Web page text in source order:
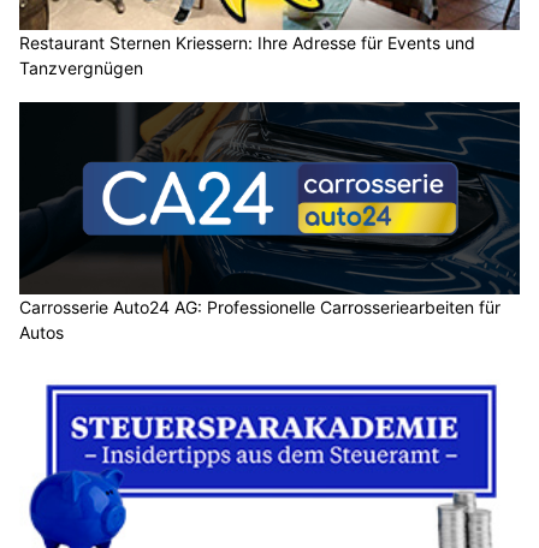
Restaurant Sternen Kriessern: Ihre Adresse für Events und
Tanzvergnügen
Carrosserie Auto24 AG: Professionelle Carrosseriearbeiten für
Autos